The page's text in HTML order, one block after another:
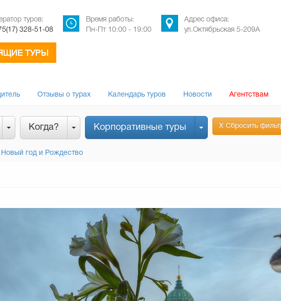
туров:
328-51-08
Время работы:
Пн-Пт 10:00 - 19:00
Адрес офиса:
ул.Октябрьская 5-209А
Отзывы о турах Календарь туров Новости Агентствам
Когда? Корпоративные туры Х Сбросить
Новый год и Рождество